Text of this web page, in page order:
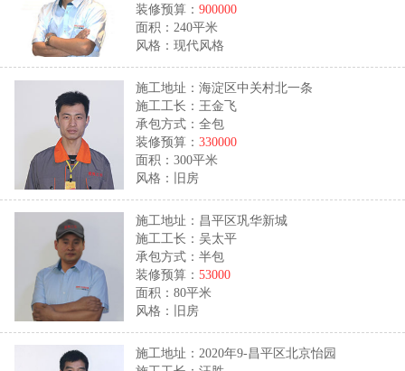
装修预算：900000
面积：240平米
风格：现代风格
施工地址：海淀区中关村北一条
施工工长：王金飞
承包方式：全包
装修预算：330000
面积：300平米
风格：旧房
施工地址：昌平区巩华新城
施工工长：吴太平
承包方式：半包
装修预算：53000
面积：80平米
风格：旧房
施工地址：2020年9-昌平区北京怡园